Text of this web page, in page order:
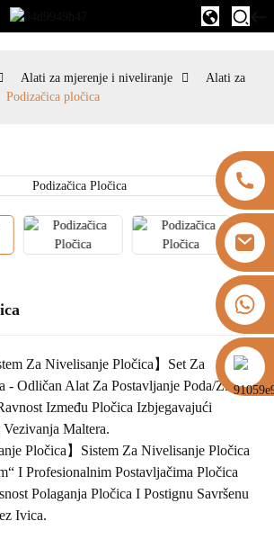
https://vk.com/id855439469
Alati za mjerenje i niveliranje
Alati za
Podizačica pločica
Za Nivelisanje Pločica】Set Za
- Odličan Alat Za Postavljanje Poda/zida.
Između Pločica Izbjegavajući
Maltera.
Pločica】Sistem Za Nivelisanje Pločica
I Profesionalnim Postavljačima Pločica
Polaganja Pločica I Postignu Savršenu
Ivica.